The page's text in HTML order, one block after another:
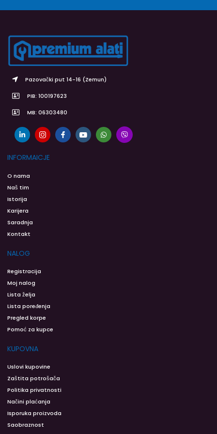
Pazovački put 14-16 (Zemun)
PIB: 100197623
MB: 06303480
INFORMAICJE
O nama
Naš tim
Istorija
Karijera
Saradnja
Kontakt
NALOG
Registracija
Moj nalog
Lista želja
Lista poređenja
Pregled korpe
Pomoć za kupce
KUPOVNA
Uslovi kupovine
Zaštita potrošača
Politika privatnosti
Načini plaćanja
Isporuka proizvoda
Saobraznost